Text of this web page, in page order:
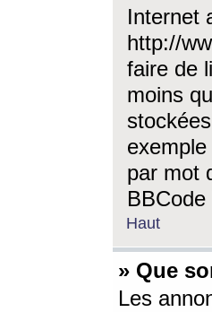
Internet
http://
faire de
moins
par mot
BBCode
Haut
» Que
Les